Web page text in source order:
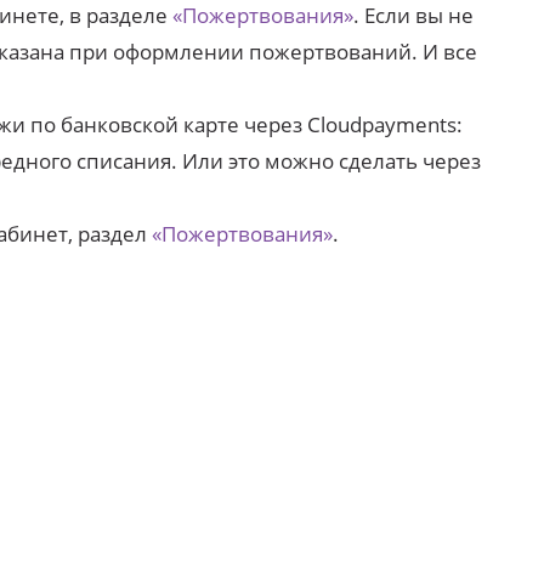
в разделе «Пожертвования». Если вы не
при оформлении пожертвований. И все
банковской карте через Cloudpayments:
списания. Или это можно сделать через
раздел «Пожертвования».